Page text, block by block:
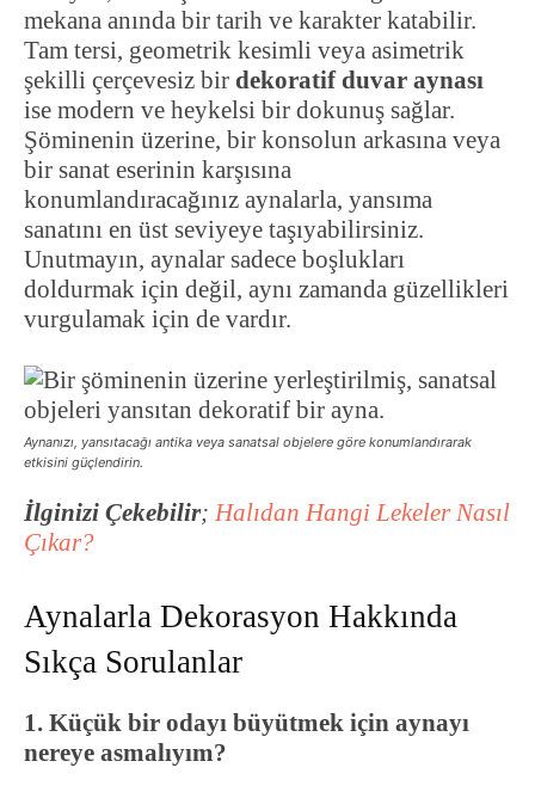
mekana anında bir tarih ve karakter katabilir.
Tam tersi, geometrik kesimli veya asimetrik
şekilli çerçevesiz bir dekoratif duvar aynası
ise modern ve heykelsi bir dokunuş sağlar.
Şöminenin üzerine, bir konsolun arkasına veya
bir sanat eserinin karşısına
konumlandıracağınız aynalarla, yansıma
sanatını en üst seviyeye taşıyabilirsiniz.
Unutmayın, aynalar sadece boşlukları
doldurmak için değil, aynı zamanda güzellikleri
vurgulamak için de vardır.
Aynanızı, yansıtacağı antika veya sanatsal objelere göre konumlandırarak
etkisini güçlendirin.
İlginizi Çekebilir; Halıdan Hangi Lekeler Nasıl
Çıkar?
Aynalarla Dekorasyon Hakkında
Sıkça Sorulanlar
1. Küçük bir odayı büyütmek için aynayı
nereye asmalıyım?